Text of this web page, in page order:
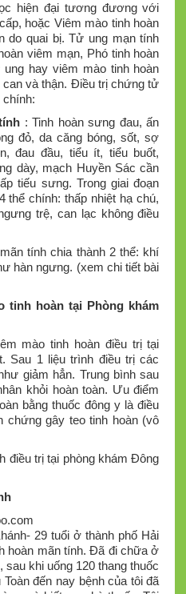
hiện đại tương đương với
hoặc Viêm mào tinh hoàn
do quai bị. Tử ung mạn tính
viêm mạn, Phó tinh hoàn
hay viêm mào tinh hoàn
và thận. Điều trị chứng tử
chính:
: Tinh hoàn sưng đau, ấn
đỏ, da căng bóng, sốt, sợ
đau đầu, tiểu ít, tiểu buốt,
dày, mạch Huyền Sác cần
tiếu sưng. Trong giai đoạn
thể chính: thấp nhiệt hạ chú,
trệ, can lạc không điều
tính chia thành 2 thể: khí
hàn ngưng. (xem chi tiết bài
tinh hoàn tại Phòng khám
mào tinh hoàn điều trị tại
Sau 1 liệu trình điều trị các
giảm hẳn. Trung bình sau
khỏi hoàn toàn. Ưu điểm
bằng thuốc đông y là điều
chứng gây teo tinh hoàn (vô
điều trị tại phòng khám Đông
29 tuổi ở thành phố Hải
hoàn mãn tính. Đã đi chữa ở
khi uống 120 thang thuốc
đến nay bệnh của tôi đã